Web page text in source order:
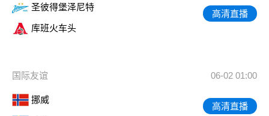
圣彼得堡泽尼特
库班火车头
高清直播
国际友谊 06-02 01:00
挪威
高清直播